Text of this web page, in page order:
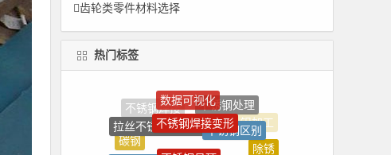
齿轮类零件材料选择
热门标签
碳钢
拉丝不锈钢踢脚线
不锈钢焊接变形
不锈钢区别
除锈
不锈钢线条价格
不锈钢吊顶
钣金加工